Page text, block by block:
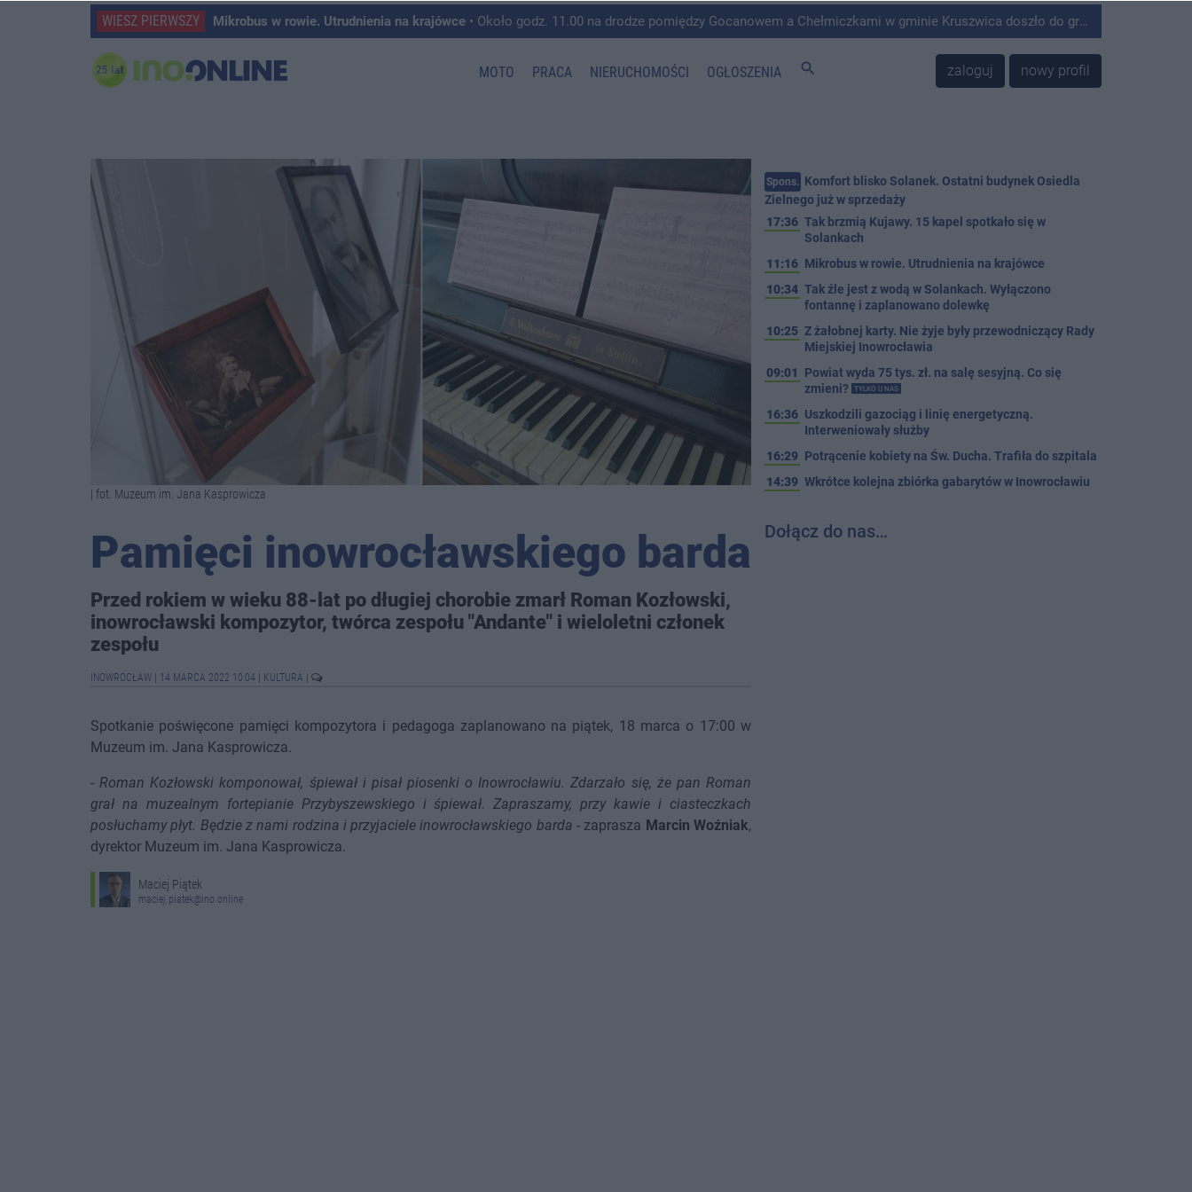
WIESZ PIERWSZY Mikrobus w rowie. Utrudnienia na krajówce • Około godz. 11.00 na drodze pomiędzy Gocanowem a Chełmiczkami w gminie Kruszwica doszło do groźnie wyglądającego zdarzenia.
MOTO PRACA NIERUCHOMOŚCI OGŁOSZENIA search zaloguj nowy profil
| fot. Muzeum im. Jana Kasprowicza
Pamięci inowrocławskiego barda
Przed rokiem w wieku 88-lat po długiej chorobie zmarł Roman Kozłowski,
inowrocławski kompozytor, twórca zespołu "Andante" i wieloletni członek
zespołu
INOWROCŁAW 14 MARCA 2022 10:04 KULTURA
Spotkanie poświęcone pamięci kompozytora i pedagoga zaplanowano na piątek, 18 marca o 17:00 w
Muzeum im. Jana Kasprowicza.
-Roman Kozłowski komponował, śpiewał i pisał piosenki o Inowrocławiu. Zdarzało się, że pan Roman
grał na muzealnym fortepianie Przybyszewskiego i śpiewał. Zapraszamy, przy kawie i ciasteczkach
posłuchamy płyt. Będzie z nami rodzina i przyjaciele inowrocławskiego barda - zaprasza Marcin Woźniak,
dyrektor Muzeum im. Jana Kasprowicza.
Maciej Piątek
maciej.piatek@ino.online
Spons. Komfort blisko Solanek. Ostatni budynek Osiedla
Zielnego już w sprzedaży
17:36 Tak brzmią Kujawy. 15 kapel spotkało się w
Solankach
11:16 Mikrobus w rowie. Utrudnienia na krajówce
10:34 Tak źle jest z wodą w Solankach. Wyłączono
fontannę i zaplanowano dolewkę
10:25 Z żałobnej karty. Nie żyje były przewodniczący Rady
Miejskiej Inowrocławia
09:01
Powiat wyda 75 tys. zł. na salę sesyjną. Co się
zmieni?
TYLKO U NAS
16:36 Uszkodzili gazociąg i linię energetyczną.
Interweniowały służby
16:29 Potrącenie kobiety na Św. Ducha. Trafiła do szpitala
14:39 Wkrótce kolejna zbiórka gabarytów w Inowrocławiu
Dołącz do nas…